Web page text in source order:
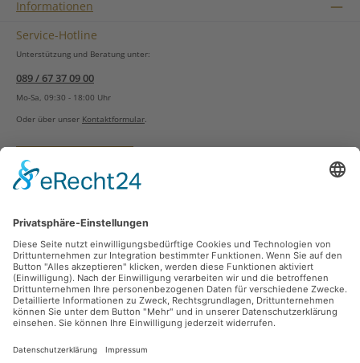
Informationen
Service-Hotline
Unterstützung und Beratung unter:
089 / 67 37 09 00
Mo-Sa, 09:30 - 18:00 Uhr
Oder über unser Kontaktformular.
Vertrag widerrufen
Zahlungsarten
Sicher Einkaufen
Ladengeschäft
Newsletter